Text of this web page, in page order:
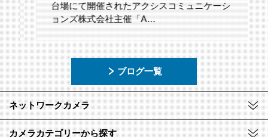
台場にて開催されたアクシスコミュニケーシ
ョンズ株式会社主催「A…
ブログ一覧
ネットワークカメラ
カメラカテゴリーから探す